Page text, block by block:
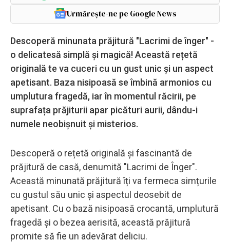
Urmărește-ne pe Google News
Descoperă minunata prăjitură "Lacrimi de înger" -
o delicatesă simplă și magică! Această rețetă
originală te va cuceri cu un gust unic și un aspect
apetisant. Baza nisipoasă se îmbină armonios cu
umplutura fragedă, iar în momentul răcirii, pe
suprafața prăjiturii apar picături aurii, dându-i
numele neobișnuit și misterios.
Descoperă o rețetă originală și fascinantă de
prăjitură de casă, denumită "Lacrimi de Înger".
Această minunată prăjitură îți va fermeca simțurile
cu gustul său unic și aspectul deosebit de
apetisant. Cu o bază nisipoasă crocantă, umplutură
fragedă și o bezea aerisită, această prăjitură
promite să fie un adevărat deliciu.